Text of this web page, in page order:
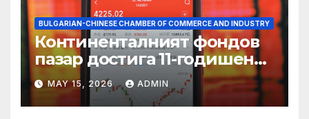
BULGARIAN-CHINESE CHAMBER OF COMMERCE AND INDUSTRY
Континенталният фондов
пазар достига 11-годишен
връх
MAY 15, 2026 ADMIN